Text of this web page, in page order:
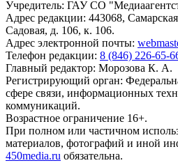
Учредитель: ГАУ СО
Адрес редакции: 443068,
Садовая, д. 106, к. 106.
Адрес электронной почты:
Телефон редакции: 8 (846) 226-65-
Главный редактор: Морозова К. А.
Регистрирующий орган:
сфере связи, информационных
коммуникаций.
Возрастное ограничение 16+.
При полном или частичном
материалов, фотографий и иной
450media.ru обязательна.